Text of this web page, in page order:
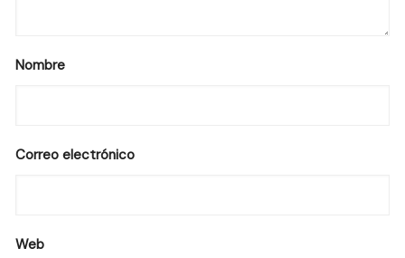
Nombre
Correo electrónico
Web